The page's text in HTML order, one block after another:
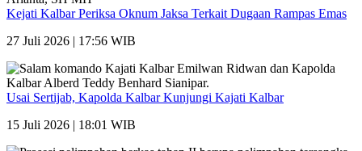
Kejati Kalbar Periksa Oknum Jaksa Terkait Dugaan Rampas Emas
27 Juli 2026 | 17:56 WIB
Usai Sertijab, Kapolda Kalbar Kunjungi Kajati Kalbar
15 Juli 2026 | 18:01 WIB